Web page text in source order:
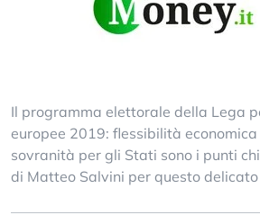
Il programma elettorale della Lega
europee 2019: flessibilità
sovranità per gli Stati sono i punti
di Matteo Salvini per questo